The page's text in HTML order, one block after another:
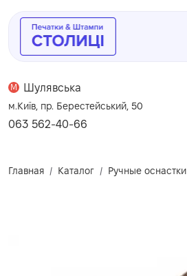
M Шулявська
м.Київ, пр. Берестейський, 50
063 562-40-66
Главная Каталог Ручные оснастки